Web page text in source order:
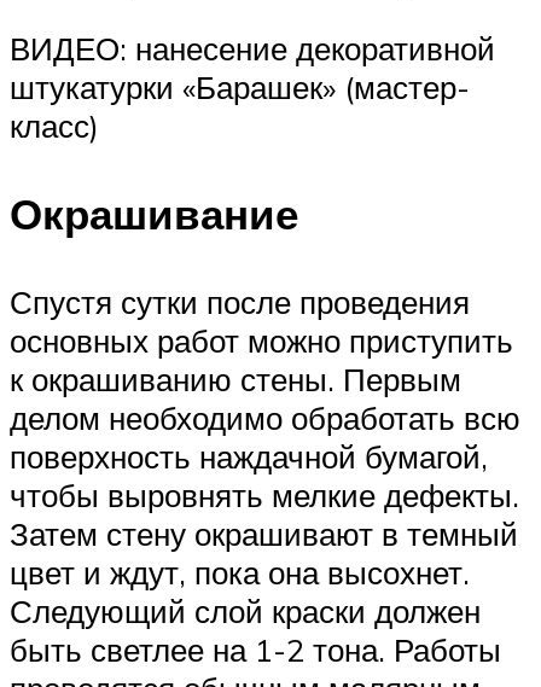
ВИДЕО: нанесение декоративной
штукатурки «Барашек» (мастер-
класс)
Окрашивание
Спустя сутки после проведения
основных работ можно приступить
к окрашиванию стены. Первым
делом необходимо обработать всю
поверхность наждачной бумагой,
чтобы выровнять мелкие дефекты.
Затем стену окрашивают в темный
цвет и ждут, пока она высохнет.
Следующий слой краски должен
быть светлее на 1-2 тона. Работы